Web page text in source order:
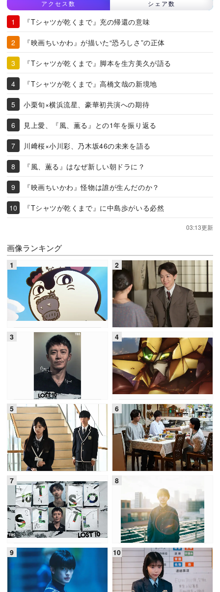
アクセス数 シェア数
『Tシャツが乾くまで』充の帰還の意味
『映画ちいかわ』が描いた“恐ろしさ”の正体
『Tシャツが乾くまで』脚本を生方美久が語る
『Tシャツが乾くまで』高橋文哉の新境地
小栗旬×横浜流星、豪華初共演への期待
見上愛、『風、薫る』との1年を振り返る
川﨑桜×小川彩、乃木坂46の未来を語る
『風、薫る』はなぜ新しい朝ドラに？
『映画ちいかわ』怪物は誰が生んだのか？
『Tシャツが乾くまで』に中島歩がいる必然
03:13更新
画像ランキング